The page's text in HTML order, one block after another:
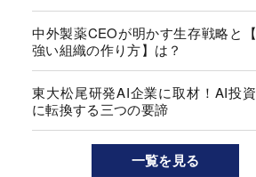
中外製薬CEOが明かす生存戦略と
強い組織の作り方】は？
東大松尾研発AI企業に取材！AI投
に転換する三つの要諦
一覧を見る